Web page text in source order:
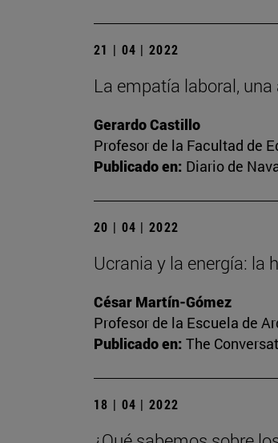
21 | 04 | 2022
La empatía laboral,
Gerardo Castillo
Profesor de la Facultad de
Publicado en: Diario de
20 | 04 | 2022
Ucrania y la energía: la
César Martín-Gómez
Profesor de la Escuela de
Publicado en: The
18 | 04 | 2022